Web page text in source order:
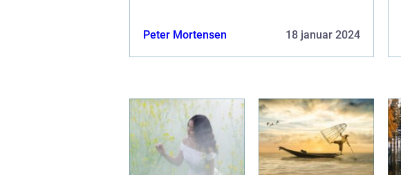
Peter Mortensen 18 januar 2024